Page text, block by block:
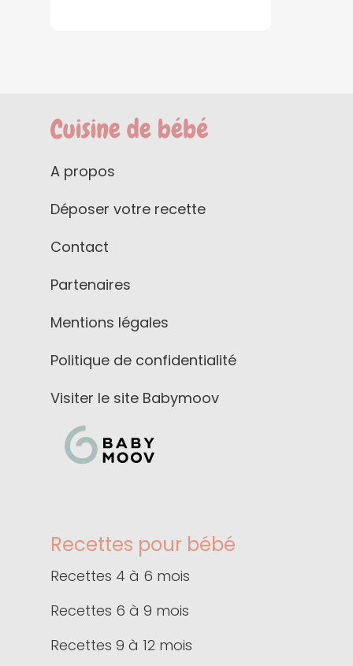
A propos
Déposer votre recette
Contact
Partenaires
Mentions légales
Politique de confidentialité
Visiter le site Babymoov
Recettes pour bébé
Recettes 4 à 6 mois
Recettes 6 à 9 mois
Recettes 9 à 12 mois